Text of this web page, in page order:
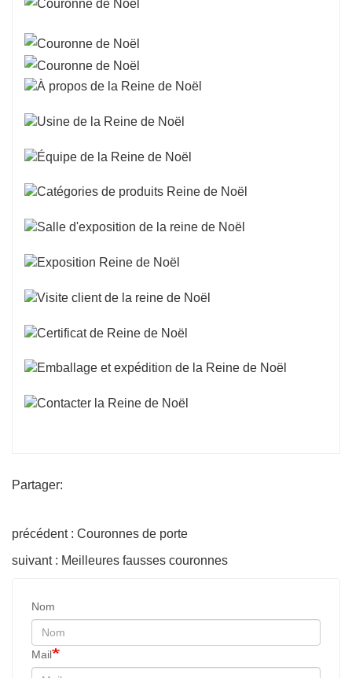
Partager:
précédent : Couronnes de porte
suivant : Meilleures fausses couronnes
Nom
Mail